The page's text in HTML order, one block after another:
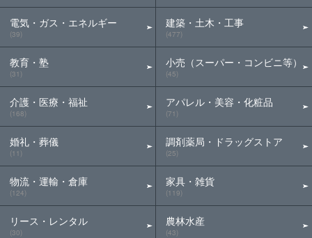
電気・ガス・エネルギー
(39)
教育・塾
(31)
介護・医療・福祉
(168)
婚礼・葬儀
(11)
物流・運輸・倉庫
(124)
リース・レンタル
(30)
建築・土木・工事
(477)
小売（スーパー・コンビニ等）
(45)
アパレル・美容・化粧品
(71)
調剤薬局・ドラッグストア
(25)
家具・雑貨
(119)
農林水産
(43)